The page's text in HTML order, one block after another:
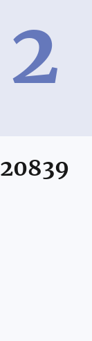
2
20839